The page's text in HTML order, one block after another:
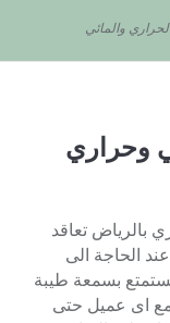
والمائي
وحراري
بالرياض تعاقد
الحاجة الى
بسمعة طيبة
اى عميل حتى